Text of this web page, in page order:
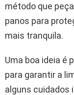
método que
panos para
mais tranquila.
Uma boa ideia é
para garantir a
alguns cuidados